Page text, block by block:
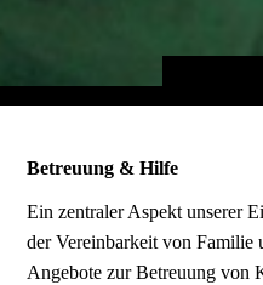
Betreuung & Hilfe
Ein zentraler Aspekt unserer
der Vereinbarkeit von Familie
Angebote zur Betreuung von